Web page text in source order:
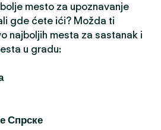
mesto za upoznavanje
gde ćete ići? Možda ti
najboljih mesta za sastanak i
u gradu:
Спрске